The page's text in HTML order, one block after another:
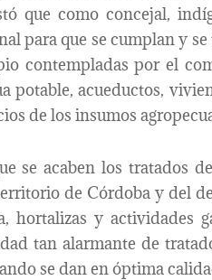
que como concejal,
para que se cumplan y se
contempladas por el
potable, acueductos,
de los insumos
se acaben los tratados
de Córdoba y del
y actividades
tan alarmante de
se dan en óptima